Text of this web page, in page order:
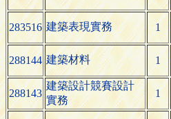
283516 建築表現實務 1
288144 建築材料 1
288143
建築設計競賽設計
實務
1